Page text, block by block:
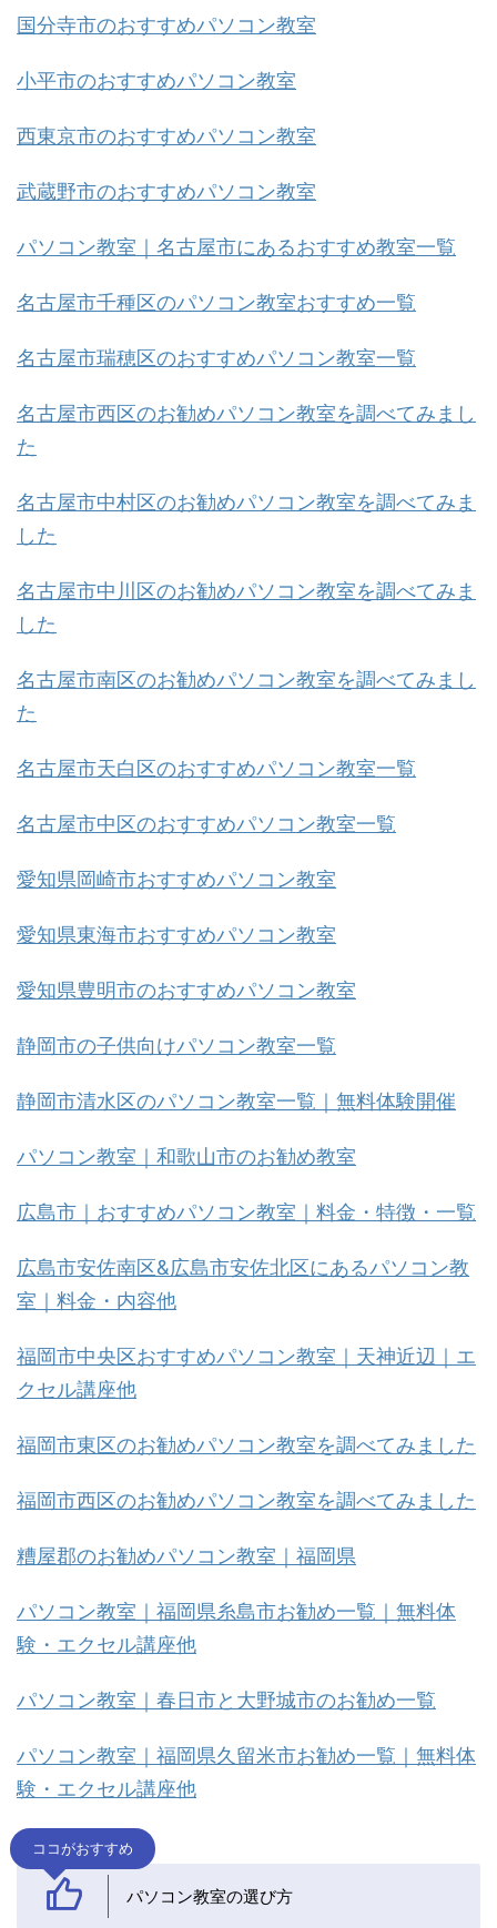
国分寺市のおすすめパソコン教室
小平市のおすすめパソコン教室
西東京市のおすすめパソコン教室
武蔵野市のおすすめパソコン教室
パソコン教室｜名古屋市にあるおすすめ教室一覧
名古屋市千種区のパソコン教室おすすめ一覧
名古屋市瑞穂区のおすすめパソコン教室一覧
名古屋市西区のお勧めパソコン教室を調べてみまし
た
名古屋市中村区のお勧めパソコン教室を調べてみま
した
名古屋市中川区のお勧めパソコン教室を調べてみま
した
名古屋市南区のお勧めパソコン教室を調べてみまし
た
名古屋市天白区のおすすめパソコン教室一覧
名古屋市中区のおすすめパソコン教室一覧
愛知県岡崎市おすすめパソコン教室
愛知県東海市おすすめパソコン教室
愛知県豊明市のおすすめパソコン教室
静岡市の子供向けパソコン教室一覧
静岡市清水区のパソコン教室一覧｜無料体験開催
パソコン教室｜和歌山市のお勧め教室
広島市｜おすすめパソコン教室｜料金・特徴・一覧
広島市安佐南区&広島市安佐北区にあるパソコン教
室｜料金・内容他
福岡市中央区おすすめパソコン教室｜天神近辺｜エ
クセル講座他
福岡市東区のお勧めパソコン教室を調べてみました
福岡市西区のお勧めパソコン教室を調べてみました
糟屋郡のお勧めパソコン教室｜福岡県
パソコン教室｜福岡県糸島市お勧め一覧｜無料体
験・エクセル講座他
パソコン教室｜春日市と大野城市のお勧め一覧
パソコン教室｜福岡県久留米市お勧め一覧｜無料体
験・エクセル講座他
ココがおすすめ
パソコン教室の選び方